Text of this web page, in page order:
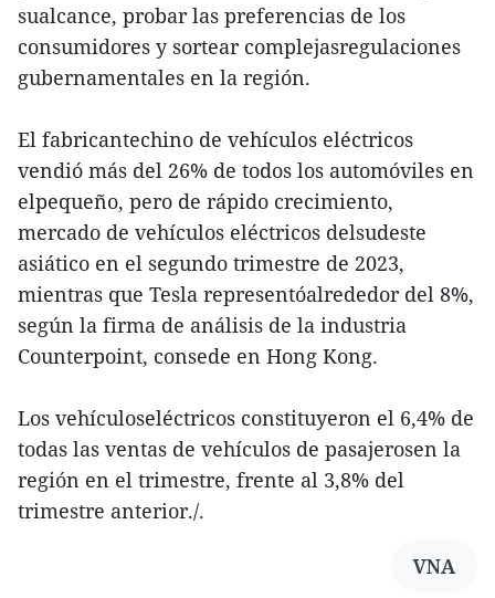
sualcance, probar las preferencias de los
consumidores y sortear complejasregulaciones
gubernamentales en la región.
El fabricantechino de vehículos eléctricos
vendió más del 26% de todos los automóviles en
elpequeño, pero de rápido crecimiento,
mercado de vehículos eléctricos delsudeste
asiático en el segundo trimestre de 2023,
mientras que Tesla representóalrededor del 8%,
según la firma de análisis de la industria
Counterpoint, consede en Hong Kong.
Los vehículoseléctricos constituyeron el 6,4% de
todas las ventas de vehículos de pasajerosen la
región en el trimestre, frente al 3,8% del
trimestre anterior./.
VNA